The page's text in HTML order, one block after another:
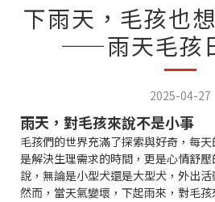
下雨天，毛孩也
——雨天毛孩
2025-04-27
雨天，對毛孩來說不是小事
毛孩們的世界充滿了探索與好奇，每
是解決生理需求的時間，更是心情舒
說，無論是小型犬還是大型犬，外出
然而，當天氣變壞，下起雨來，對毛孩